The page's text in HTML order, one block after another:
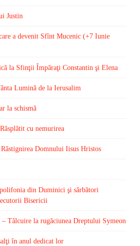
Justin
a devenit Sfînt Mucenic (+7 Iunie
la Sfinţii Împăraţi Constantin şi Elena
Lumină de la Ierusalim
la schismă
cu nemurirea
Domnului Iisus Hristos
din Duminici şi sărbători
Bisericii
Tâlcuire la rugăciunea Dreptului Symeon
în anul dedicat lor